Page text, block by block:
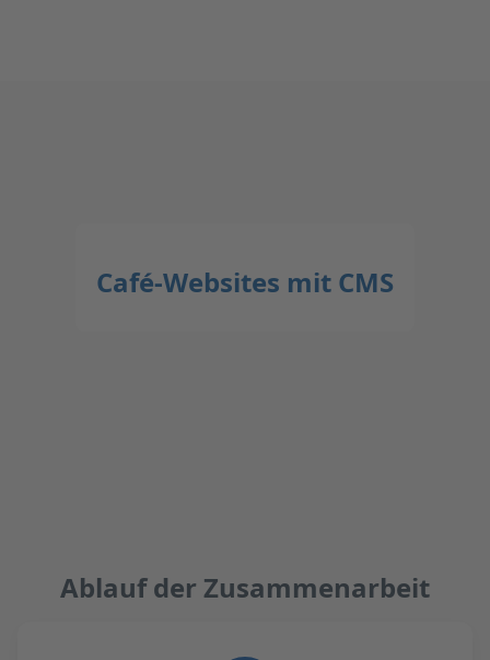
Café-Websites mit CMS
Ablauf der Zusammenarbeit